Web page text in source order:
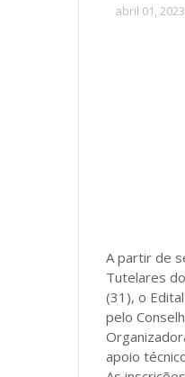
abril 01, 2023
A partir de
Tutelares
(31), o
pelo
apoio